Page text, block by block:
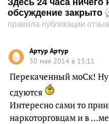
Здесь 24 часа ничего
обсуждение закрыто
правила публикации
Артур Артур
30 мая 2014 в 15:11
Перекаченный моСк!
сдуются
Интересно сами то
наркоторговцам и в